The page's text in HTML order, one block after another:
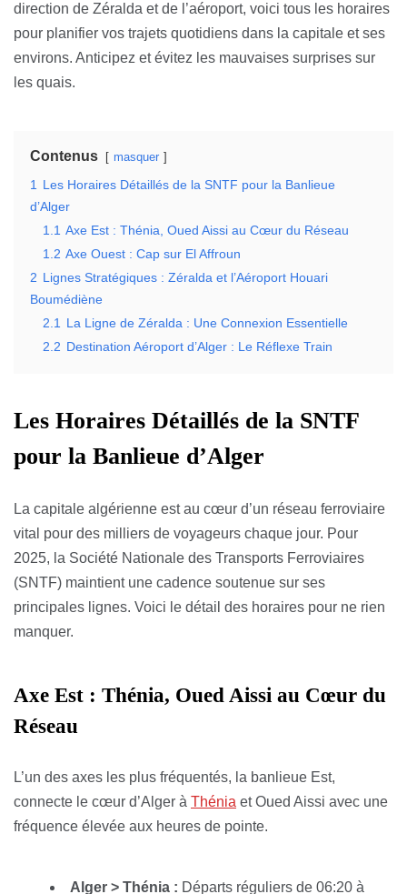
direction de Zéralda et de l’aéroport, voici tous les horaires
pour planifier vos trajets quotidiens dans la capitale et ses
environs. Anticipez et évitez les mauvaises surprises sur
les quais.
Contenus masquer
1
Les Horaires Détaillés de la SNTF pour la Banlieue
d’Alger
1.1 Axe Est : Thénia, Oued Aissi au Cœur du Réseau
1.2 Axe Ouest : Cap sur El Affroun
2 Lignes Stratégiques : Zéralda et l’Aéroport Houari
Boumédiène
2.1
La Ligne de Zéralda : Une Connexion Essentielle
2.2 Destination Aéroport d’Alger : Le Réflexe Train
Les Horaires Détaillés de la SNTF
pour la Banlieue d’Alger
La capitale algérienne est au cœur d’un réseau ferroviaire
vital pour des milliers de voyageurs chaque jour. Pour
2025, la Société Nationale des Transports Ferroviaires
(SNTF) maintient une cadence soutenue sur ses
principales lignes. Voici le détail des horaires pour ne rien
manquer.
Axe Est : Thénia, Oued Aissi au Cœur du
Réseau
L’un des axes les plus fréquentés, la banlieue Est,
connecte le cœur d’Alger à Thénia et Oued Aissi avec une
fréquence élevée aux heures de pointe.
Alger > Thénia : Départs réguliers de 06:20 à